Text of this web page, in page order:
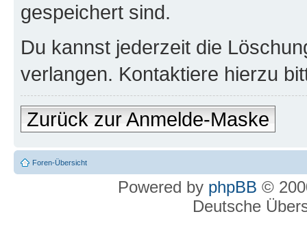
gespeichert sind.
Du kannst jederzeit die
verlangen. Kontaktiere hierzu
Zurück zur Anmelde-Maske
Foren-Übersicht
Powered by phpBB ©
Deutsche